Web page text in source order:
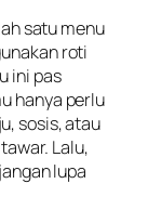
satu menu
roti
ini pas
hanya perlu
sosis, atau
Lalu,
lupa